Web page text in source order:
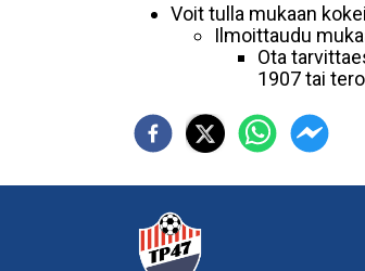
Voit tulla mukaan
Ilmoittaudu
Ota
1907 tai